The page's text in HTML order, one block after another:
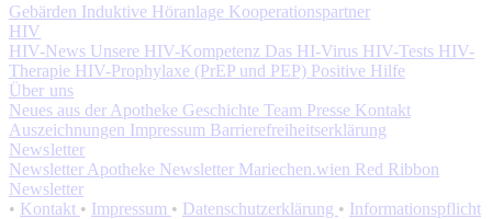
Gebärden Induktive Höranlage Kooperationspartner
HIV
HIV-News Unsere HIV-Kompetenz Das HI-Virus HIV-Tests HIV-
Therapie HIV-Prophylaxe (PrEP und PEP) Positive Hilfe
Über uns
Neues aus der Apotheke Geschichte Team Presse Kontakt
Auszeichnungen Impressum Barrierefreiheitserklärung
Newsletter
Newsletter Apotheke Newsletter Mariechen.wien Red Ribbon
Newsletter
• Kontakt • Impressum • Datenschutzerklärung • Informationspflicht